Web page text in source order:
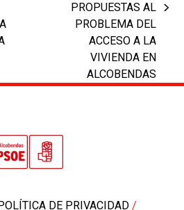
PROPUESTAS AL
PROBLEMA DEL
ACCESO A LA
VIVIENDA EN
ALCOBENDAS
DE PRIVACIDAD /